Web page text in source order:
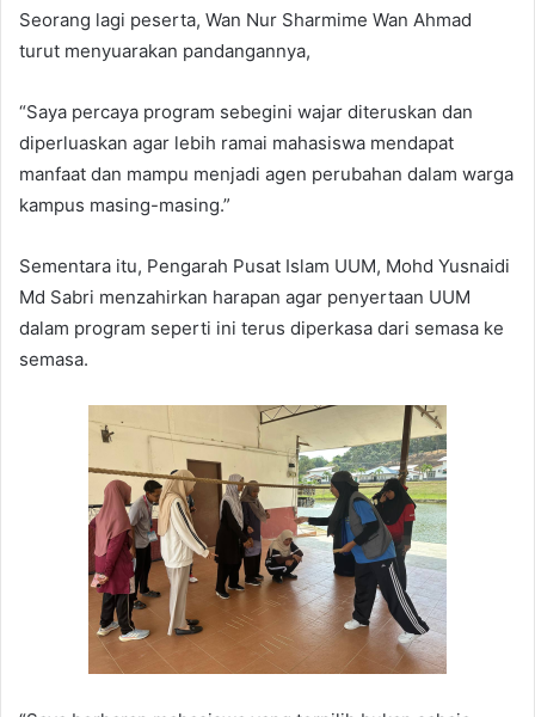
Seorang lagi peserta, Wan Nur Sharmime Wan Ahmad
turut menyuarakan pandangannya,
“Saya percaya program sebegini wajar diteruskan dan
diperluaskan agar lebih ramai mahasiswa mendapat
manfaat dan mampu menjadi agen perubahan dalam warga
kampus masing-masing.”
Sementara itu, Pengarah Pusat Islam UUM, Mohd Yusnaidi
Md Sabri menzahirkan harapan agar penyertaan UUM
dalam program seperti ini terus diperkasa dari semasa ke
semasa.